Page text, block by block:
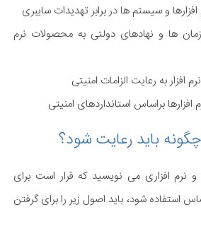
و سیستم ها در برابر تهدیدات سایبری
ها و نهادهای دولتی به محصولات نرم
افزار به رعایت الزامات امنیتی
افزارها براساس استانداردهای امنیتی
باید رعایت شود؟
نرم افزاری می نویسید که قرار است برای
استفاده شود، باید اصول زیر را برای گرفتن